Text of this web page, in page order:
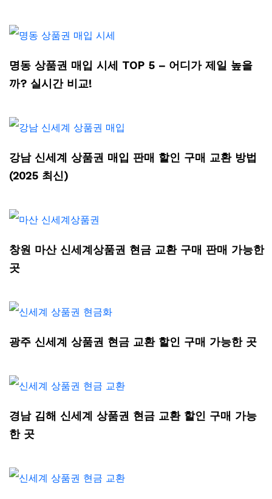
명동 상품권 매입 시세 TOP 5 – 어디가 제일 높을
까? 실시간 비교!
강남 신세계 상품권 매입 판매 할인 구매 교환 방법
(2025 최신)
창원 마산 신세계상품권 현금 교환 구매 판매 가능한
곳
광주 신세계 상품권 현금 교환 할인 구매 가능한 곳
경남 김해 신세계 상품권 현금 교환 할인 구매 가능
한 곳